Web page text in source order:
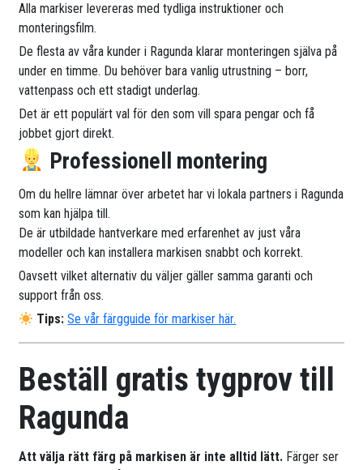
Alla markiser levereras med tydliga instruktioner och
monteringsfilm.
De flesta av våra kunder i Ragunda klarar monteringen själva på
under en timme. Du behöver bara vanlig utrustning – borr,
vattenpass och ett stadigt underlag.
Det är ett populärt val för den som vill spara pengar och få
jobbet gjort direkt.
Professionell montering
Om du hellre lämnar över arbetet har vi lokala partners i Ragunda
som kan hjälpa till.
De är utbildade hantverkare med erfarenhet av just våra
modeller och kan installera markisen snabbt och korrekt.
Oavsett vilket alternativ du väljer gäller samma garanti och
support från oss.
Tips: Se vår färgguide för markiser här.
Beställ gratis tygprov till
Ragunda
Att välja rätt färg på markisen är inte alltid lätt. Färger ser